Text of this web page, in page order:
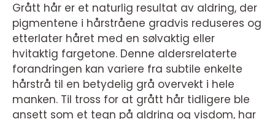
Grått hår er et naturlig resultat av aldring, der
pigmentene i hårstråene gradvis reduseres og
etterlater håret med en sølvaktig eller
hvitaktig fargetone. Denne aldersrelaterte
forandringen kan variere fra subtile enkelte
hårstrå til en betydelig grå overvekt i hele
manken. Til tross for at grått hår tidligere ble
ansett som et tegn på aldring og visdom, har